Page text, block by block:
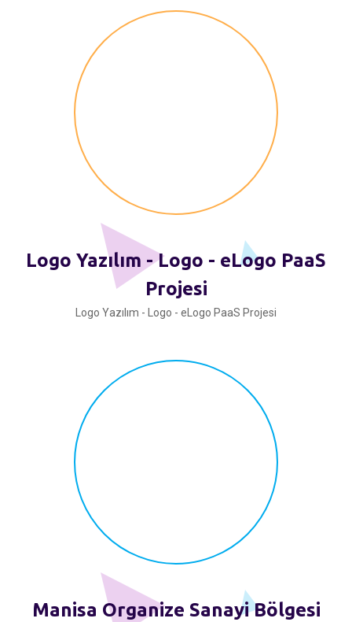
Logo Yazılım - Logo - eLogo PaaS
Projesi
Logo Yazılım - Logo - eLogo PaaS Projesi
Manisa Organize Sanayi Bölgesi